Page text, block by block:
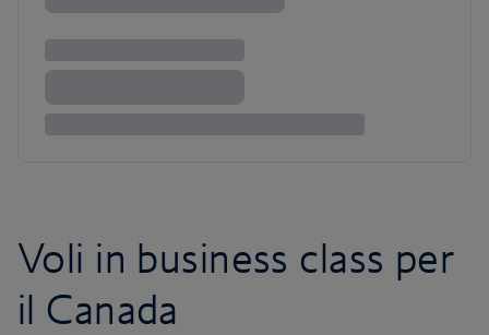
Voli in business class per
il Canada